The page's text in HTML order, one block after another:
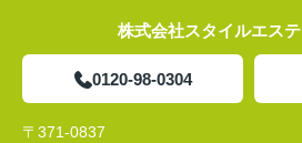
株式会社スタイルエス
0120-98-0304
〒371-0837